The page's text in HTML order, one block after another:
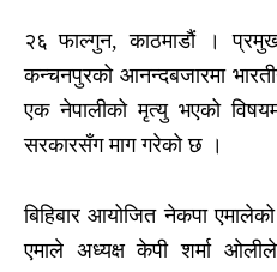
२६ फाल्गुन, काठमाडौं ।
कन्चनपुरको आनन्दबजारमा
एक नेपालीको मृत्यु भएको
सरकारसँग माग गरेको छ ।
बिहिबार आयोजित नेकपा एमालेको
एमाले अध्यक्ष केपी शर्मा